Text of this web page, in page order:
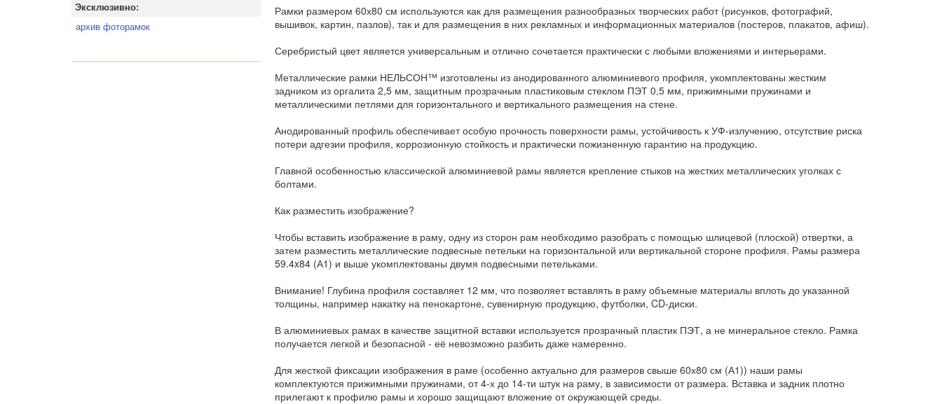
Эксклюзивно:
архив фоторамок
Рамки размером 60х80 см используются как для размещения разнообразных творческих работ (рисунков, фотографий,
вышивок, картин, пазлов), так и для размещения в них рекламных и информационных материалов (постеров, плакатов, афиш).
Серебристый цвет является универсальным и отлично сочетается практически с любыми вложениями и интерьерами.
Металлические рамки НЕЛЬСОН™ изготовлены из анодированного алюминиевого профиля, укомплектованы жестким
задником из оргалита 2,5 мм, защитным прозрачным пластиковым стеклом ПЭТ 0,5 мм, прижимными пружинами и
металлическими петлями для горизонтального и вертикального размещения на стене.
Анодированный профиль обеспечивает особую прочность поверхности рамы, устойчивость к УФ-излучению, отсутствие риска
потери адгезии профиля, коррозионную стойкость и практически пожизненную гарантию на продукцию.
Главной особенностью классической алюминиевой рамы является крепление стыков на жестких металлических уголках с
болтами.
Как разместить изображение?
Чтобы вставить изображение в раму, одну из сторон рам необходимо разобрать с помощью шлицевой (плоской) отвертки, а
затем разместить металлические подвесные петельки на горизонтальной или вертикальной стороне профиля. Рамы размера
59.4x84 (А1) и выше укомплектованы двумя подвесными петельками.
Внимание! Глубина профиля составляет 12 мм, что позволяет вставлять в раму объемные материалы вплоть до указанной
толщины, например накатку на пенокартоне, сувенирную продукцию, футболки, CD-диски.
В алюминиевых рамах в качестве защитной вставки используется прозрачный пластик ПЭТ, а не минеральное стекло. Рамка
получается легкой и безопасной - её невозможно разбить даже намеренно.
Для жесткой фиксации изображения в раме (особенно актуально для размеров свыше 60х80 см (А1)) наши рамы
комплектуются прижимными пружинами, от 4-х до 14-ти штук на раму, в зависимости от размера. Вставка и задник плотно
прилегают к профилю рамы и хорошо защищают вложение от окружающей среды.